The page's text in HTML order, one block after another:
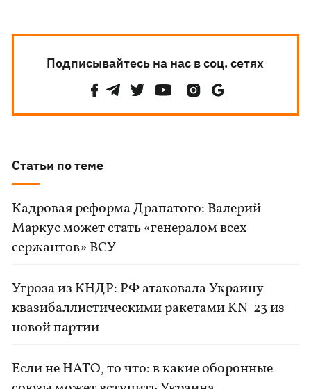
Подписывайтесь на нас в соц. сетях
Статьи по теме
Кадровая реформа Драпатого: Валерий
Маркус может стать «генералом всех
сержантов» ВСУ
Угроза из КНДР: РФ атаковала Украину
квазибаллистическими ракетами KN-23 из
новой партии
Если не НАТО, то что: в какие оборонные